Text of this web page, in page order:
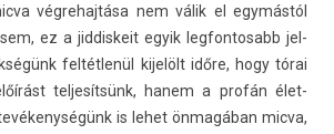
vég­rehaj­tása nem válik el egymástól
ez a jid­diskeit egyik leg­fontosabb jel­
feltétlenül kijelölt időre, hogy tórai
tel­jesít­sünk, hanem a profán élet­
is lehet önmagában micva,